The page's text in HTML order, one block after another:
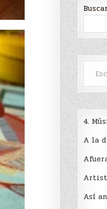
Buscar
Escribí tu
4.
A la
Así